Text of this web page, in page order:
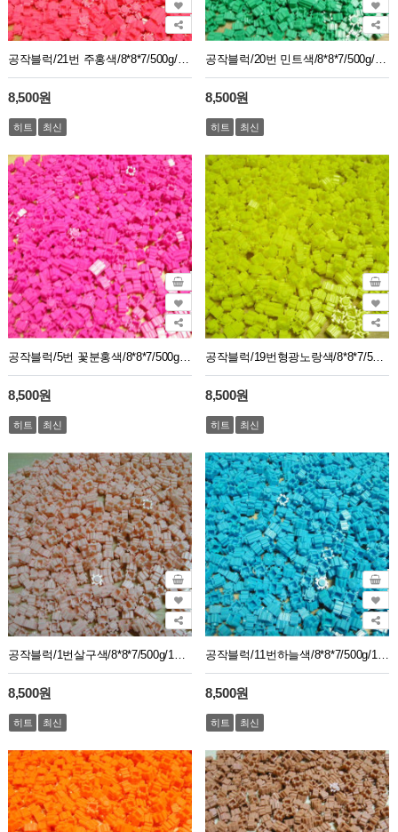
공작블럭/21번 주홍색/8*8*7/500g/1봉지약2750개
8,500원
히트 최신
공작블럭/20번 민트색/8*8*7/500g/1봉지약2750개
8,500원
히트 최신
공작블럭/5번 꽃분홍색/8*8*7/500g/1봉지약2750개
8,500원
히트 최신
공작블럭/19번형광노랑색/8*8*7/500g/1봉지약2750개
8,500원
히트 최신
8,500원
히트 최신
8,500원
히트 최신